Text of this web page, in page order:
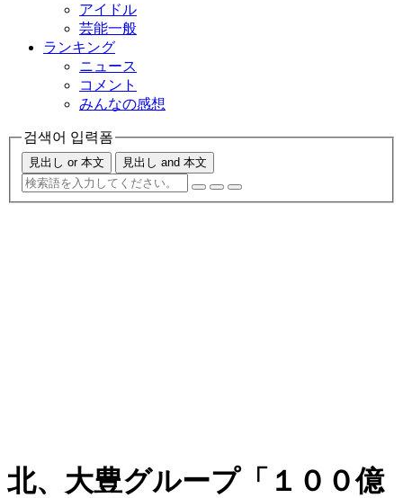
アイドル
芸能一般
ランキング
ニュース
コメント
みんなの感想
검색어 입력폼
見出し or 本文 見出し and 本文
北、大豊グループ「１００億